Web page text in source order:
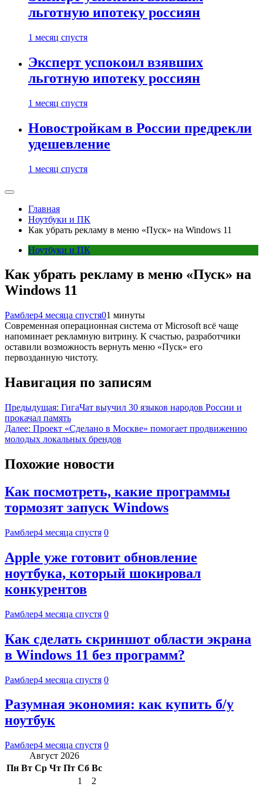
льготную ипотеку россиян
1 месяц спустя
Эксперт успокоил взявших
льготную ипотеку россиян
1 месяц спустя
Новостройкам в России предрекли
удешевление
1 месяц спустя
Главная
Ноутбуки и ПК
Как убрать рекламу в меню «Пуск» на Windows 11
Ноутбуки и ПК
Как убрать рекламу в меню «Пуск» на
Windows 11
Рамблер4 месяца спустя01 минуты
Современная операционная система от Microsoft всё чаще
напоминает рекламную витрину. К счастью, разработчики
оставили возможность вернуть меню «Пуск» его
первозданную чистоту.
Навигация по записям
Предыдущая: ГигаЧат выучил 30 языков народов России и
прокачал память
Далее: Проект «Сделано в Москве» помогает продвижению
молодых локальных брендов
Похожие новости
Как посмотреть, какие программы
тормозят запуск Windows
Рамблер4 месяца спустя 0
Apple уже готовит обновление
ноутбука, который шокировал
конкурентов
Рамблер4 месяца спустя 0
Как сделать скриншот области экрана
в Windows 11 без программ?
Рамблер4 месяца спустя 0
Разумная экономия: как купить б/у
ноутбук
Рамблер4 месяца спустя 0
Август 2026
Пн Вт Ср Чт Пт Сб Вс
1
2